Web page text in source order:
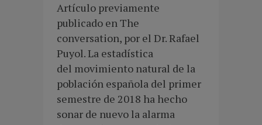
Artículo previamente
publicado en The
conversation, por el Dr. Rafael
Puyol. La estadística
del movimiento natural de la
población española del primer
semestre de 2018 ha hecho
sonar de nuevo la alarma